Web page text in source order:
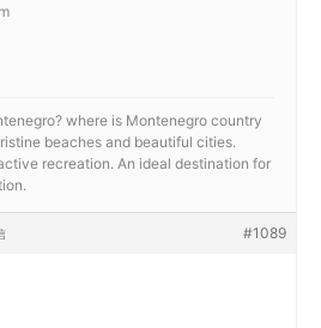
where is Montenegro country
beaches and beautiful cities.
recreation. An ideal destination for
#1089